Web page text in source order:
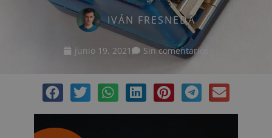
IVÁN FRESNEDA
junio 19, 2021 Sin comentarios